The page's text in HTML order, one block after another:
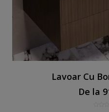
Lavoar Cu
De la